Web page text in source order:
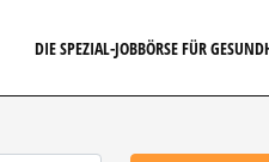
DIE SPEZIAL-JOBBÖRSE FÜR